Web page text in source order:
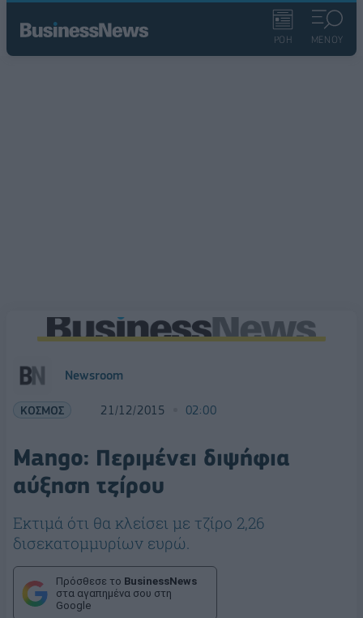
ΡΟΗ ΜΕΝΟΥ
Newsroom
ΚΟΣΜΟΣ 21/12/2015 02:00
Mango: Περιμένει διψήφια
αύξηση τζίρου
Εκτιμά ότι θα κλείσει με τζίρο 2,26
δισεκατομμυρίων ευρώ.
Πρόσθεσε το BusinessNews
στα αγαπημένα σου στη
Google